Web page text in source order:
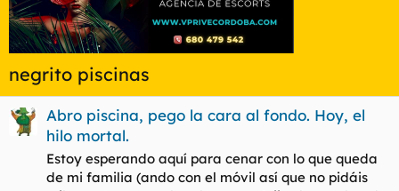
negrito piscinas
Abro piscina, pego la cara al fondo. Hoy, el
hilo mortal.
Estoy esperando aquí para cenar con lo que queda
de mi familia (ando con el móvil así que no pidáis